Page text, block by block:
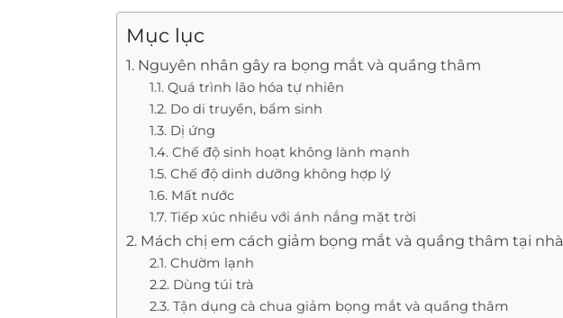
Mục lục
1. Nguyên nhân gây ra bọng mắt và quầng thâm
1.1. Quá trình lão hóa tự nhiên
1.2. Do di truyền, bẩm sinh
1.3. Dị ứng
1.4. Chế độ sinh hoạt không lành mạnh
1.5. Chế độ dinh dưỡng không hợp lý
1.6. Mất nước
1.7. Tiếp xúc nhiều với ánh nắng mặt trời
2. Mách chị em cách giảm bọng mắt và quầng thâm tại nhà
2.1. Chườm lạnh
2.2. Dùng túi trà
2.3. Tận dụng cà chua giảm bọng mắt và quầng thâm